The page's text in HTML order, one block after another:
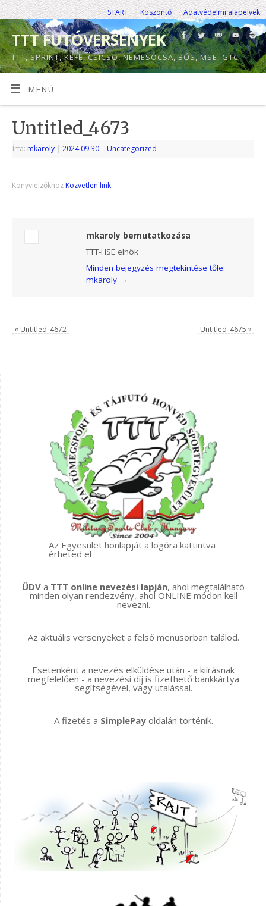
START Köszöntő Adatvédelmi alapelvek
TTT FUTÓVERSENYEK
TTT, SPRINT, KEFE, CSICSÓ, NEMESÓCSA, BŐS, MSE, GTC
MENÜ
Untitled_4673
Írta: mkaroly | 2024.09.30. | Uncategorized
Könyvjelzőkhöz Közvetlen link.
mkaroly bemutatkozása
TTT-HSE elnök
Minden bejegyzés megtekintése tőle:
mkaroly →
« Untitled_4672 Untitled_4675 »
Az Egyesület honlapját a logóra kattintva
érheted el
ÜDV a TTT online nevezési lapján, ahol megtalálható
minden olyan rendezvény, ahol ONLINE módon kell
nevezni.
Az aktuális versenyeket a felső menüsorban találod.
Esetenként a nevezés elküldése után - a kiírásnak
megfelelően - a nevezési díj is fizethető bankkártya
segítségével, vagy utalással.
A fizetés a SimplePayoldalán történik.